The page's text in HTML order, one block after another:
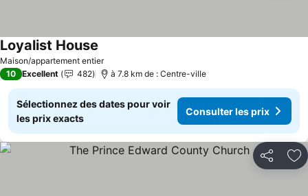
Maison/appartement entier
Loyalist House
10 Excellent 482 à 7.8 km de : Centre-ville
Sélectionnez des dates pour voir
les prix exacts
Consulter les prix
Partager